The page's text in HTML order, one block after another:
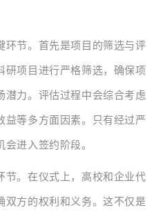
环节。首先是项目的筛选与评
研项目进行严格筛选，确保项
潜力。评估过程中会综合考虑
等多方面因素。只有经过严
进入签约阶段。
节。在仪式上，高校和企业代
方的权利和义务。这不仅是